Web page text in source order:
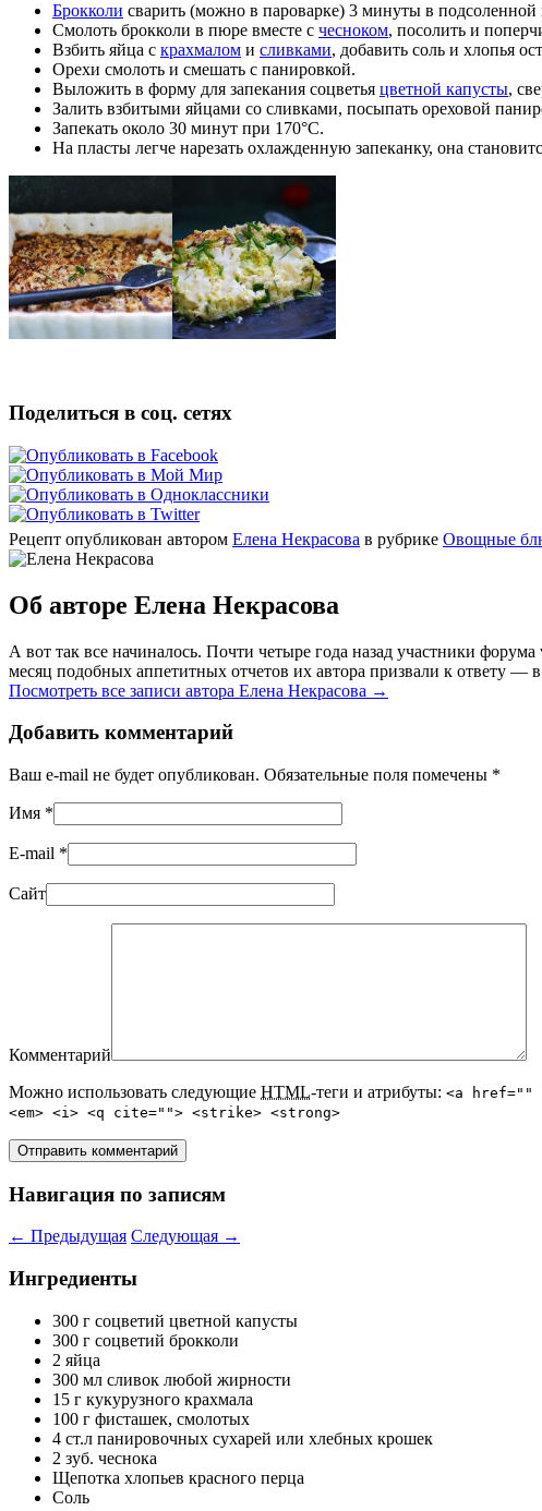
Брокколи сварить (можно в пароварке) 3 минуты в подсоленной
Смолоть брокколи в пюре вместе с чесноком, посолить и
Взбить яйца с крахмалом и сливками, добавить соль и хлопья
Орехи смолоть и смешать с панировкой.
Выложить в форму для запекания соцветья цветной капусты,
Залить взбитыми яйцами со сливками, посыпать ореховой
Запекать около 30 минут при 170°C.
На пласты легче нарезать охлажденную запеканку, она
Поделиться в соц. сетях
Рецепт опубликован автором Елена Некрасова в рубрике Овощные
Об авторе Елена Некрасова
А вот так все начиналось. Почти четыре года назад участники
месяц подобных аппетитных отчетов их автора призвали к ответу —
Посмотреть все записи автора Елена Некрасова →
Добавить комментарий
Ваш e-mail не будет опубликован. Обязательные поля помечены *
Имя *
E-mail *
Сайт
Комментарий
Можно использовать следующие HTML-теги и атрибуты: <a href=""
<em> <i> <q cite=""> <strike> <strong>
Навигация по записям
← Предыдущая Следующая →
Ингредиенты
300 г соцветий цветной капусты
300 г соцветий брокколи
2 яйца
300 мл сливок любой жирности
15 г кукурузного крахмала
100 г фисташек, смолотых
4 ст.л панировочных сухарей или хлебных крошек
2 зуб. чеснока
Щепотка хлопьев красного перца
Соль